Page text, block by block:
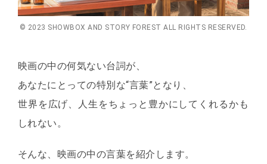
© 2023 SHOWBOX AND STORY FOREST ALL RIGHTS RESERVED.
映画の中の何気ない台詞が、
あなたにとっての特別な“言葉”となり、
世界を広げ、人生をちょっと豊かにしてくれるかも
しれない。
そんな、映画の中の言葉を紹介します。